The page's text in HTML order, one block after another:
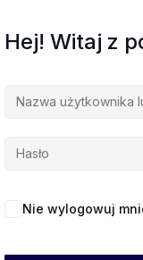
Hej! Witaj z
Nie wylogowuj